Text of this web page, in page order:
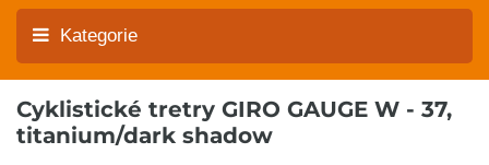
Kategorie
Cyklistické tretry GIRO GAUGE W - 37,
titanium/dark shadow